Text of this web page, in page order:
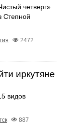
четверг»
Степной
2472
иркутяне
видов
887